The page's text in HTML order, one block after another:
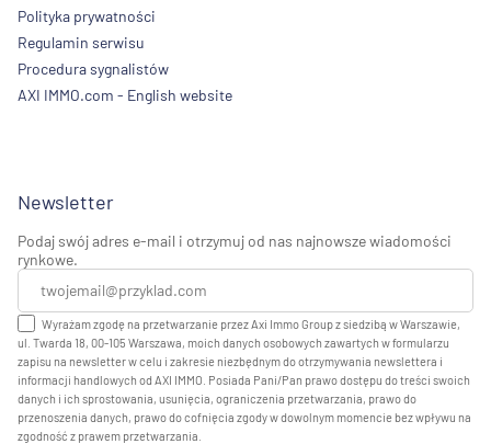
Polityka prywatności
Regulamin serwisu
Procedura sygnalistów
AXI IMMO.com - English website
Newsletter
Podaj swój adres e-mail i otrzymuj od nas najnowsze wiadomości
rynkowe.
Wyrażam zgodę na przetwarzanie przez Axi Immo Group z siedzibą w Warszawie,
ul. Twarda 18, 00-105 Warszawa, moich danych osobowych zawartych w formularzu
zapisu na newsletter w celu i zakresie niezbędnym do otrzymywania newslettera i
informacji handlowych od AXI IMMO. Posiada Pani/Pan prawo dostępu do treści swoich
danych i ich sprostowania, usunięcia, ograniczenia przetwarzania, prawo do
przenoszenia danych, prawo do cofnięcia zgody w dowolnym momencie bez wpływu na
zgodność z prawem przetwarzania.